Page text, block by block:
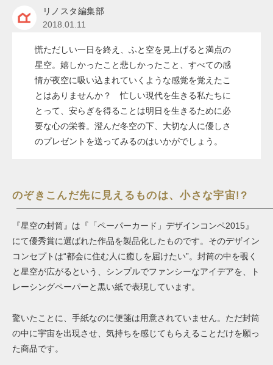
リノスタ編集部
2018.01.11
慌ただしい一日を終え、ふと空を見上げると満点の
星空。嬉しかったこと悲しかったこと、すべての感
情が夜空に吸い込まれていくような感覚を覚えたこ
とはありませんか？ 忙しい現代を生きる私たちに
とって、安らぎを得ることは明日を生きるために必
要な心の栄養。澄んだ冬空の下、大切な人に優しさ
のプレゼントを送ってみるのはいかがでしょう。
のぞきこんだ先に見えるものは、小さな宇宙!?
『星空の封筒』は『「ペーパーカード」デザインコンペ2015』
にて優秀賞に選ばれた作品を製品化したものです。そのデザイン
コンセプトは“都会に住む人に癒しを届けたい”。封筒の中を覗く
と星空が広がるという、シンプルでファンシーなアイデアを、ト
レーシングペーパーと黒い紙で表現しています。
驚いたことに、手紙なのに便箋は用意されていません。ただ封筒
の中に宇宙を出現させ、気持ちを感じてもらえることだけを願っ
た商品です。